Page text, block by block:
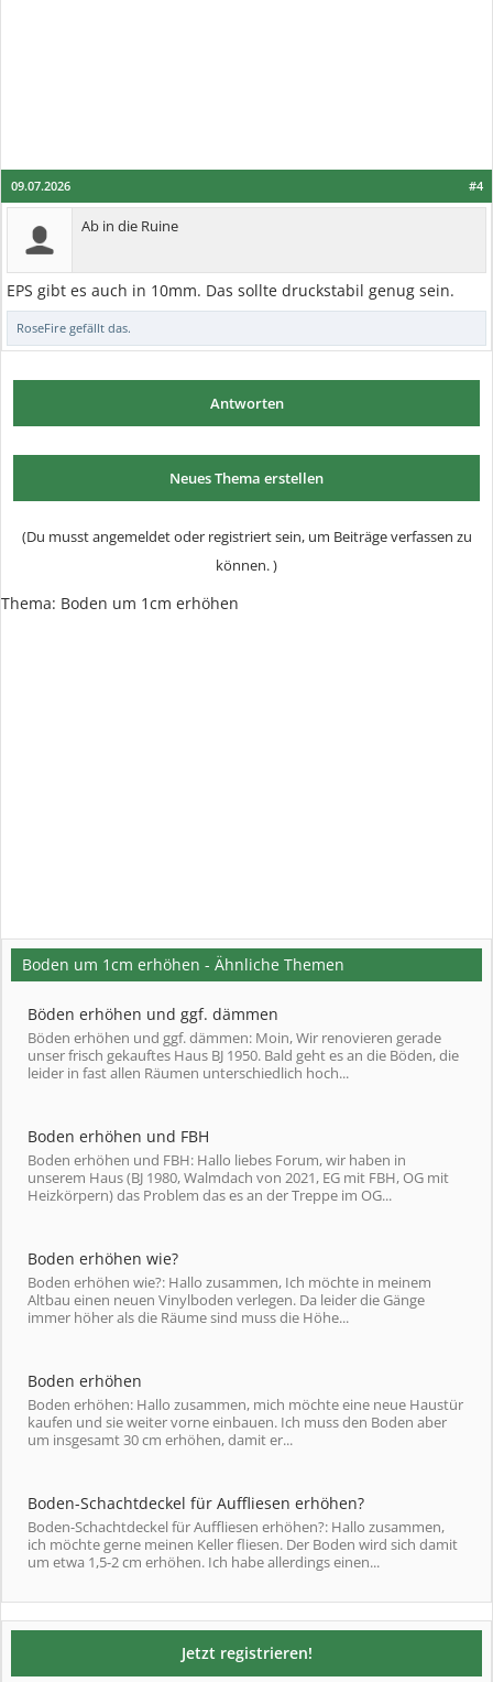
#4
09.07.2026
Ab in die Ruine
EPS gibt es auch in 10mm. Das sollte druckstabil genug sein.
RoseFire gefällt das.
Antworten
Neues Thema erstellen
(Du musst angemeldet oder registriert sein, um Beiträge verfassen zu
können. )
Thema: Boden um 1cm erhöhen
Boden um 1cm erhöhen - Ähnliche Themen
Böden erhöhen und ggf. dämmen
Böden erhöhen und ggf. dämmen: Moin, Wir renovieren gerade
unser frisch gekauftes Haus BJ 1950. Bald geht es an die Böden, die
leider in fast allen Räumen unterschiedlich hoch...
Boden erhöhen und FBH
Boden erhöhen und FBH: Hallo liebes Forum, wir haben in
unserem Haus (BJ 1980, Walmdach von 2021, EG mit FBH, OG mit
Heizkörpern) das Problem das es an der Treppe im OG...
Boden erhöhen wie?
Boden erhöhen wie?: Hallo zusammen, Ich möchte in meinem
Altbau einen neuen Vinylboden verlegen. Da leider die Gänge
immer höher als die Räume sind muss die Höhe...
Boden erhöhen
Boden erhöhen: Hallo zusammen, mich möchte eine neue Haustür
kaufen und sie weiter vorne einbauen. Ich muss den Boden aber
um insgesamt 30 cm erhöhen, damit er...
Boden-Schachtdeckel für Auffliesen erhöhen?
Boden-Schachtdeckel für Auffliesen erhöhen?: Hallo zusammen,
ich möchte gerne meinen Keller fliesen. Der Boden wird sich damit
um etwa 1,5-2 cm erhöhen. Ich habe allerdings einen...
Jetzt registrieren!